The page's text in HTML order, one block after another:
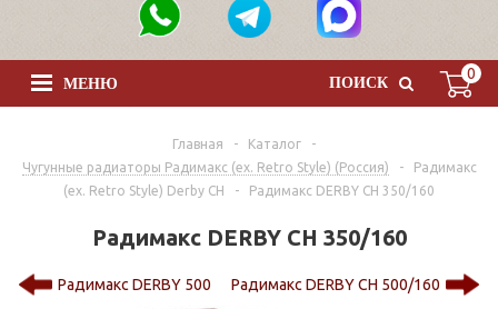
0
ПОИСК
МЕНЮ
Главная - Каталог
-
Чугунные радиаторы Радимакс (ex. Retro Style) (Россия)
-
Радимакс
(ex. Retro Style) Derby CH
- Радимакс DERBY CH 350/160
Радимакс DERBY CH 350/160
Радимакс DERBY 500 Радимакс DERBY CH 500/160